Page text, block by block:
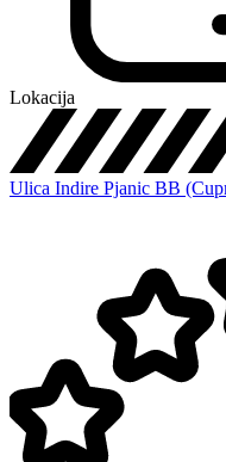
Lokacija
Ulica Indire Pjanic BB